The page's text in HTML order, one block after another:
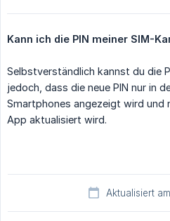
Kann ich die PIN meiner SIM-
Selbstverständlich kannst du die
jedoch, dass die neue PIN nur in
Smartphones angezeigt wird und
App aktualisiert wird.
Aktualisiert